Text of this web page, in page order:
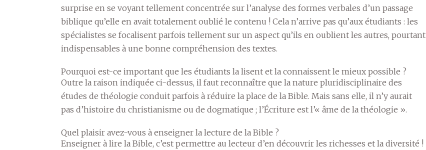
surprise en se voyant tellement concentrée sur l’analyse des formes verbales d’un passage
biblique qu’elle en avait totalement oublié le contenu ! Cela n’arrive pas qu’aux étudiants : les
spécialistes se focalisent parfois tellement sur un aspect qu’ils en oublient les autres, pourtant
indispensables à une bonne compréhension des textes.
Pourquoi est-ce important que les étudiants la lisent et la connaissent le mieux possible ?
Outre la raison indiquée ci-dessus, il faut reconnaître que la nature pluridisciplinaire des
études de théologie conduit parfois à réduire la place de la Bible. Mais sans elle, il n’y aurait
pas d’histoire du christianisme ou de dogmatique ; l’Écriture est l’« âme de la théologie ».
Quel plaisir avez-vous à enseigner la lecture de la Bible ?
Enseigner à lire la Bible, c’est permettre au lecteur d’en découvrir les richesses et la diversité !